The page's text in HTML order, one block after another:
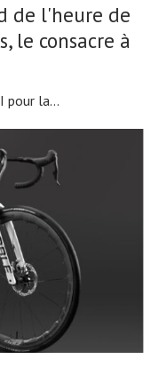
de l'heure de
le consacre à
pour la...